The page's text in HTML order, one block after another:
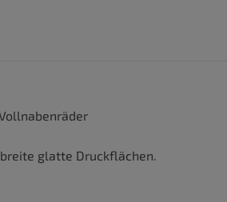
glatte Druckflächen.